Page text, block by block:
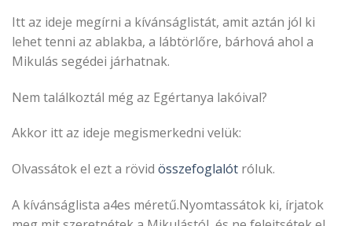
Itt az ideje megírni a kívánságlistát, amit aztán jól ki
lehet tenni az ablakba, a lábtörlőre, bárhová ahol a
Mikulás segédei járhatnak.
Nem találkoztál még az Egértanya lakóival?
Akkor itt az ideje megismerkedni velük:
Olvassátok el ezt a rövid összefoglalót róluk.
A kívánságlista a4es méretű.Nyomtassátok ki, írjatok